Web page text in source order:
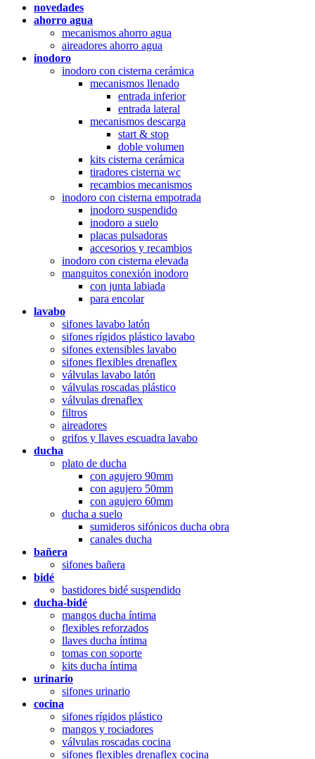
novedades
ahorro agua
mecanismos ahorro agua
aireadores ahorro agua
inodoro
inodoro con cisterna cerámica
mecanismos llenado
entrada inferior
entrada lateral
mecanismos descarga
start & stop
doble volumen
kits cisterna cerámica
tiradores cisterna wc
recambios mecanismos
inodoro con cisterna empotrada
inodoro suspendido
inodoro a suelo
placas pulsadoras
accesorios y recambios
inodoro con cisterna elevada
manguitos conexión inodoro
con junta labiada
para encolar
lavabo
sifones lavabo latón
sifones rígidos plástico lavabo
sifones extensibles lavabo
sifones flexibles drenaflex
válvulas lavabo latón
válvulas roscadas plástico
válvulas drenaflex
filtros
aireadores
grifos y llaves escuadra lavabo
ducha
plato de ducha
con agujero 90mm
con agujero 50mm
con agujero 60mm
ducha a suelo
sumideros sifónicos ducha obra
canales ducha
bañera
sifones bañera
bidé
bastidores bidé suspendido
ducha-bidé
mangos ducha íntima
flexibles reforzados
llaves ducha íntima
tomas con soporte
kits ducha íntima
urinario
sifones urinario
cocina
sifones rígidos plástico
mangos y rociadores
válvulas roscadas cocina
sifones flexibles drenaflex cocina